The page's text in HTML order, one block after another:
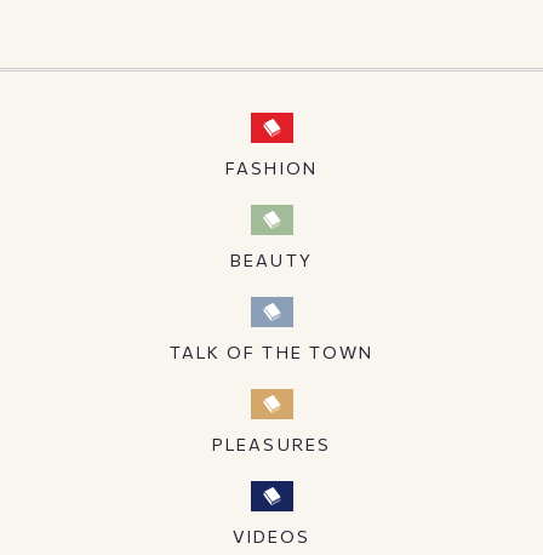
FASHION
BEAUTY
TALK OF THE TOWN
PLEASURES
VIDEOS